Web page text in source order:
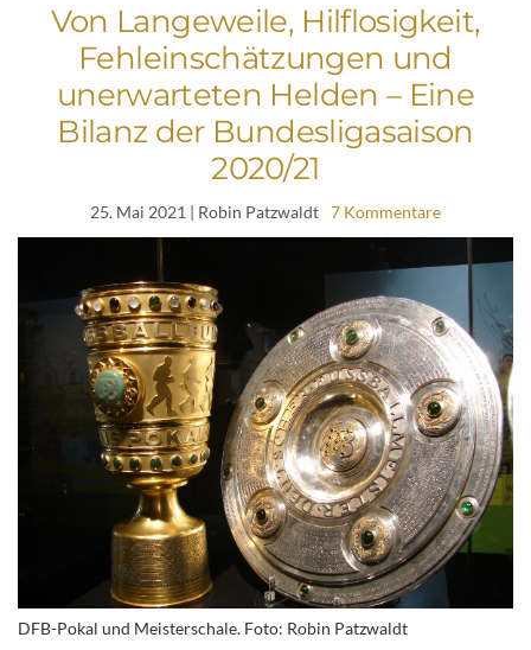
Von Langeweile, Hilflosigkeit,
Fehleinschätzungen und
unerwarteten Helden – Eine
Bilanz der Bundesligasaison
2020/21
25. Mai 2021 | Robin Patzwaldt 7 Kommentare
DFB-Pokal und Meisterschale. Foto: Robin Patzwaldt